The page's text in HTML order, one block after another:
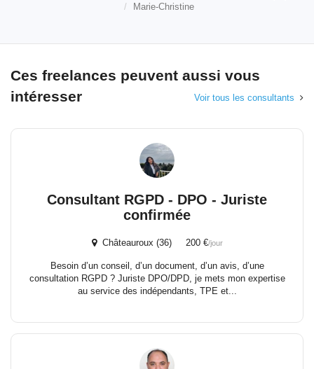
Marie-Christine
Ces freelances peuvent aussi vous
intéresser
Voir tous les consultants
Consultant RGPD - DPO - Juriste
confirmée
Châteauroux (36) 200 €/jour
Besoin d’un conseil, d’un document, d’un avis, d’une
consultation RGPD ? Juriste DPO/DPD, je mets mon expertise
au service des indépendants, TPE et...